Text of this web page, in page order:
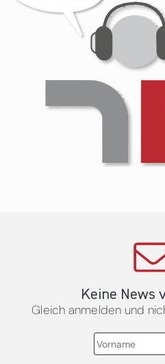
Keine News
Gleich anmelden und